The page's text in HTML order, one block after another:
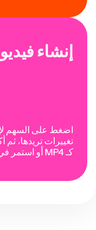
إنشاء فيديو
اضغط على السهم
تغييرات تريدها،
كـ MP4 أو استمر في التحرير باستخدام التعليمات.